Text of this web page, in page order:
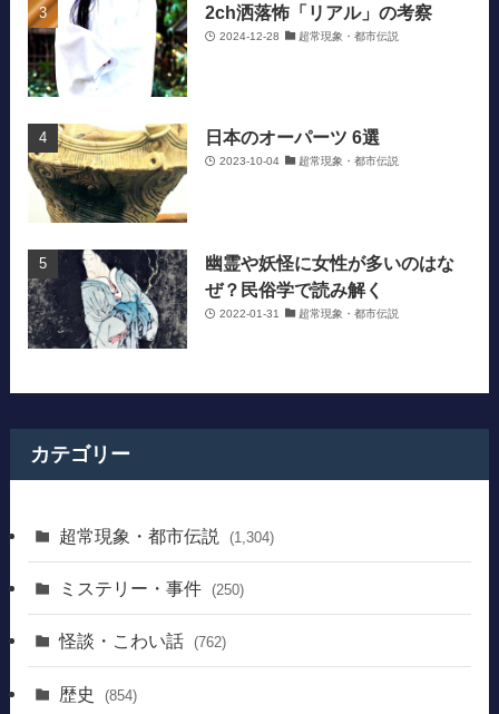
2ch洒落怖「リアル」の考察
2024-12-28 超常現象・都市伝説
日本のオーパーツ 6選
2023-10-04 超常現象・都市伝説
幽霊や妖怪に女性が多いのはな
ぜ？民俗学で読み解く
2022-01-31 超常現象・都市伝説
カテゴリー
超常現象・都市伝説 (1,304)
ミステリー・事件 (250)
怪談・こわい話 (762)
歴史 (854)